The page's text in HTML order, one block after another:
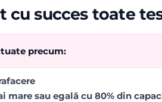
cu succes toate
precum:
mare sau egală cu 80% din